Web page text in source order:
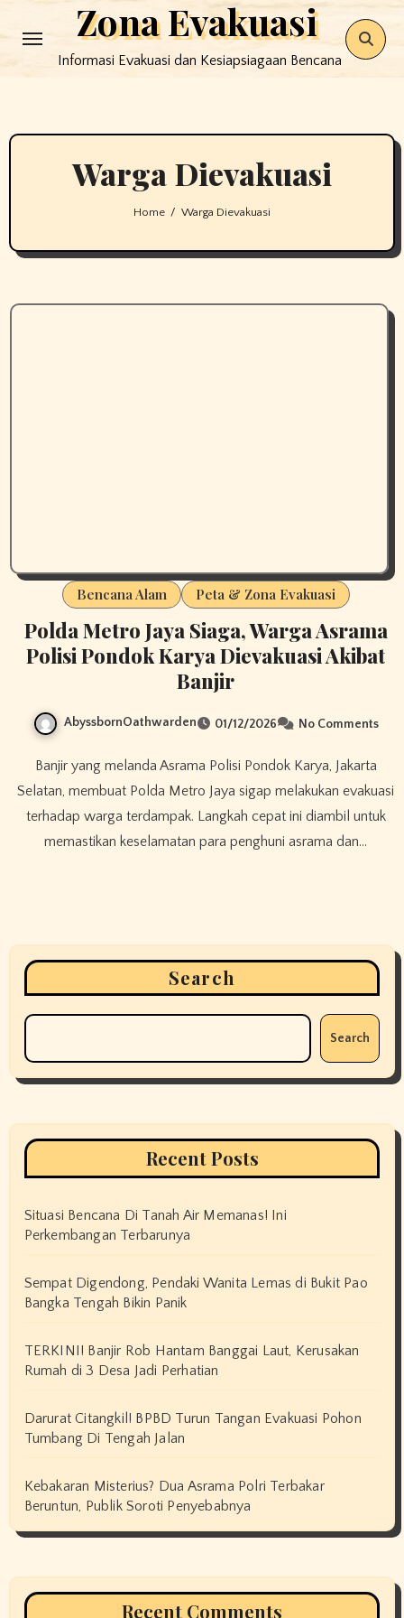
to
Zona Evakuasi
Informasi Evakuasi dan Kesiapsiagaan Bencana
Warga Dievakuasi
Home Warga Dievakuasi
Bencana Alam Peta & Zona Evakuasi
Polda Metro Jaya Siaga, Warga Asrama
Polisi Pondok Karya Dievakuasi Akibat
Banjir
AbyssbornOathwarden 01/12/2026 No Comments
Banjir yang melanda Asrama Polisi Pondok Karya, Jakarta
Selatan, membuat Polda Metro Jaya sigap melakukan evakuasi
terhadap warga terdampak. Langkah cepat ini diambil untuk
memastikan keselamatan para penghuni asrama dan…
Search
Search
Recent Posts
Situasi Bencana Di Tanah Air Memanas! Ini
Perkembangan Terbarunya
Sempat Digendong, Pendaki Wanita Lemas di Bukit Pao
Bangka Tengah Bikin Panik
TERKINI! Banjir Rob Hantam Banggai Laut, Kerusakan
Rumah di 3 Desa Jadi Perhatian
Darurat Citangkil! BPBD Turun Tangan Evakuasi Pohon
Tumbang Di Tengah Jalan
Kebakaran Misterius? Dua Asrama Polri Terbakar
Beruntun, Publik Soroti Penyebabnya
Recent Comments